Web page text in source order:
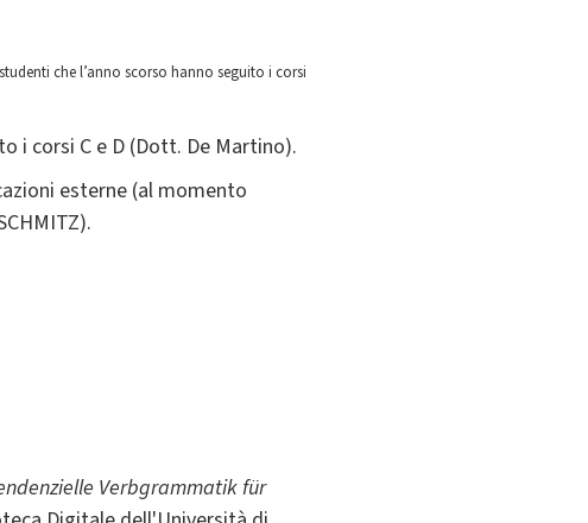
che l’anno scorso hanno seguito i corsi
i corsi C e D (Dott. De Martino).
esterne (al momento
Verbgrammatik für